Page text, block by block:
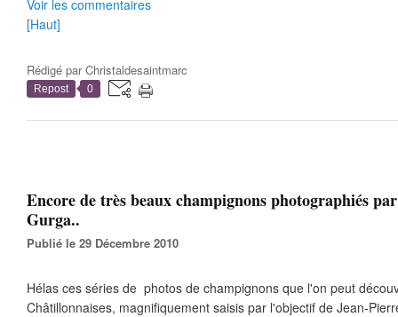
Voir les commentaires
[Haut]
Rédigé parChristaldesaintmarc
Repost 0
Encore de très beaux champignons photographiés
Gurga..
Publié le 29 Décembre 2010
Hélas ces séries de photos de champignons que l'on peut
Châtillonnaises, magnifiquement saisis par l'objectif de Jean-